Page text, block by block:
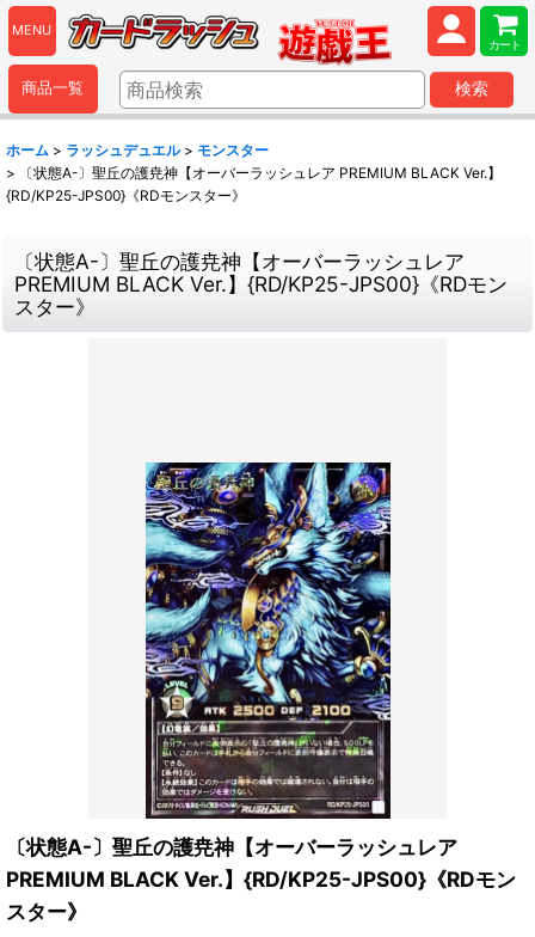
MENU
カート
商品一覧 検索
ホーム > ラッシュデュエル > モンスター
>
〔状態A-〕聖丘の護尭神【オーバーラッシュレア PREMIUM BLACK Ver.】
{RD/KP25-JPS00}《RDモンスター》
〔状態A-〕聖丘の護尭神【オーバーラッシュレア
PREMIUM BLACK Ver.】{RD/KP25-JPS00}《RDモン
スター》
〔状態A-〕聖丘の護尭神【オーバーラッシュレア
PREMIUM BLACK Ver.】{RD/KP25-JPS00}《RDモン
スター》